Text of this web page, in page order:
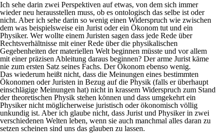
Ich sehe darin zwei Perspektiven auf etwas, von dem sich immer
wieder neu herausstellen muss, ob es ontologisch das selbe ist oder
nicht. Aber ich sehe darin so wenig einen Widerspruch wie zwischen
dem was beispielsweise ein Jurist oder ein Ökonom tut und ein
Physiker. Wer wollte einem Juristen sagen dass jede Rede über
Rechtsverhältnisse mit einer Rede über die physikalischen
Gegebenheiten der materiellen Welt beginnen müsste und vor allem
mit einer präzisen Ableitung daraus beginnen? Der arme Jurist käme
nie zum ersten Satz seines Fachs. Der Ökonom ebenso wenig.
Das wiederum heißt nicht, dass die Meinungen eines bestimmten
Ökonomen oder Juristen in Bezug auf die Physik (falls er überhaupt
einschlägige Meinungen hat) nicht in krassem Widerspruch zum Stand
der theoretischen Physik stehen können und dass umgekehrt ein
Physiker nicht möglicherweise juristisch oder ökonomisch völlig
unkundig ist. Aber ich glaube nicht, dass Jurist und Physiker in zwei
verschiedenen Welten leben, wenn sie auch manchmal alles daran zu
setzen scheinen sind uns das glauben zu lassen.